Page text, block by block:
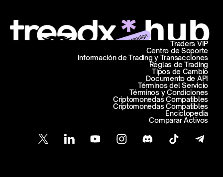
Centro de Soporte
Información de Trading y Transacciones
Traders VIP
Reglas de Trading
Tipos de Cambio
Documento de API
Términos del Servicio
Términos y Condiciones
Criptomonedas Compatibles
Criptomonedas Compatibles
Enciclopedia
Comparar Activos